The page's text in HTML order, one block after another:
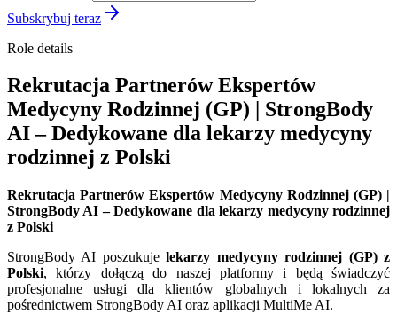
Subskrybuj teraz
Role details
Rekrutacja Partnerów Ekspertów
Medycyny Rodzinnej (GP) | StrongBody
AI – Dedykowane dla lekarzy medycyny
rodzinnej z Polski
Rekrutacja Partnerów Ekspertów Medycyny Rodzinnej (GP) |
StrongBody AI – Dedykowane dla lekarzy medycyny rodzinnej
z Polski
StrongBody AI poszukujelekarzy medycyny rodzinnej (GP) z
Polski, którzy dołączą do naszej platformy i będą świadczyć
profesjonalne usługi dla klientów globalnych i lokalnych za
pośrednictwem StrongBody AI oraz aplikacji MultiMe AI.